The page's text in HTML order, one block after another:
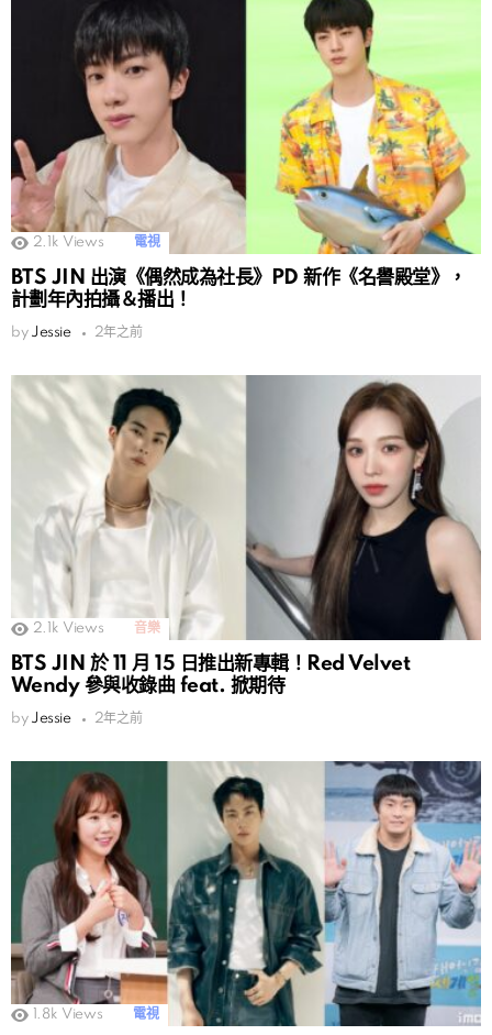
2.1k Views 電視
BTS JIN 出演《偶然成為社長》PD 新作《名譽殿堂》，
計劃年內拍攝＆播出！
by Jessie 2年之前
2.1k Views 音樂
BTS JIN 於 11 月 15 日推出新專輯！Red Velvet
Wendy 參與收錄曲 feat. 掀期待
by Jessie 2年之前
1.8k Views 電視